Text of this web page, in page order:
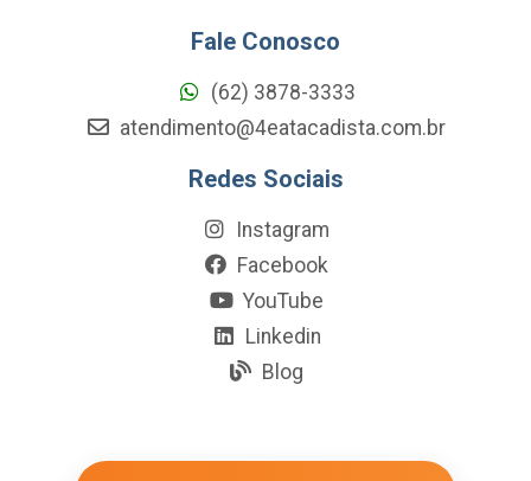
Fale Conosco
(62) 3878-3333
atendimento@4eatacadista.com.br
Redes Sociais
Instagram
Facebook
YouTube
Linkedin
Blog